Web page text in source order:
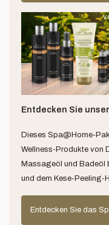
Entdecken Sie
Dieses Spa@Home-
Wellness-Produkte von
Massageöl und Badeöl
und dem Kese-Peeling-
Entdecken Sie das